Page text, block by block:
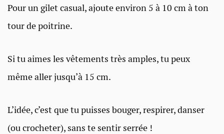
Pour un gilet casual, ajoute environ 5 à 10 cm à ton
tour de poitrine.
Si tu aimes les vêtements très amples, tu peux
même aller jusqu’à 15 cm.
L’idée, c’est que tu puisses bouger, respirer, danser
(ou crocheter), sans te sentir serrée !